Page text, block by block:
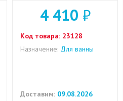
4 410 ₽
Код товара: 23128
Назначение: Для ванны
Доставим: 09.08.2026